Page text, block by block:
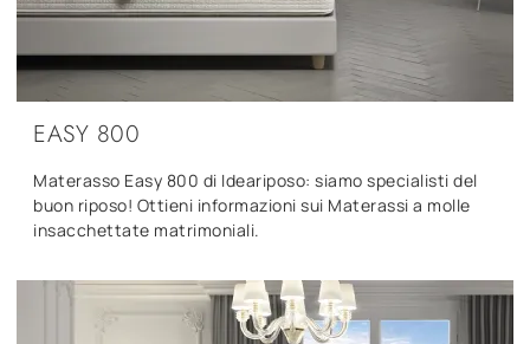
EASY 800
Materasso Easy 800 di Ideariposo: siamo specialisti del
buon riposo! Ottieni informazioni sui Materassi a molle
insacchettate matrimoniali.